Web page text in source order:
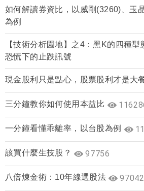
如何解讀券資比，以威剛(3260)、玉
為例
【技術分析園地】之4：黑K的四種型
恐慌下的止跌訊號
現金股利只是點心，股票股利才是大
三分鐘教你如何使用本益比
一分鐘看懂乖離率，以台股為例
該買什麼生技股？ 97756
八倍煉金術：10年線選股法 97042